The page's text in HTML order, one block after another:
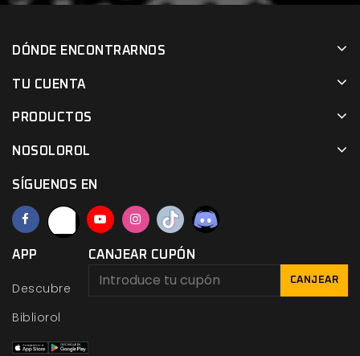
DÓNDE ENCONTRARNOS
TU CUENTA
PRODUCTOS
NOSOLOROL
SÍGUENOS EN
APP
Descubre
Bibliorol
CANJEAR CUPÓN
CANJEAR